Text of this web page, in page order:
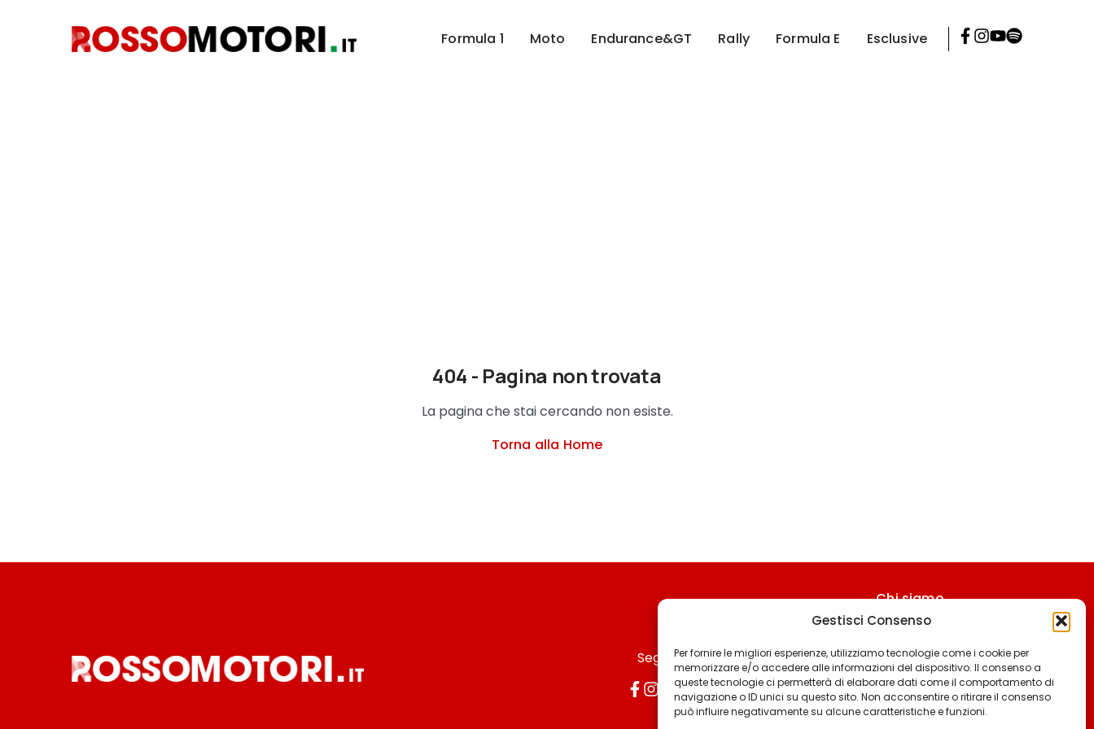
Gestisci Consenso
Per fornire le migliori esperienze, utilizziamo tecnologie come i cookie per
memorizzare e/o accedere alle informazioni del dispositivo. Il consenso a
queste tecnologie ci permetterà di elaborare dati come il comportamento di
navigazione o ID unici su questo sito. Non acconsentire o ritirare il consenso
può influire negativamente su alcune caratteristiche e funzioni.
Formula 1 Moto Endurance&GT Rally Formula E Esclusive
404 - Pagina non trovata
La pagina che stai cercando non esiste.
Torna alla Home
Seguici
Chi siamo
Contattaci
Termini & Condizioni
Cookie policy
Privacy policy